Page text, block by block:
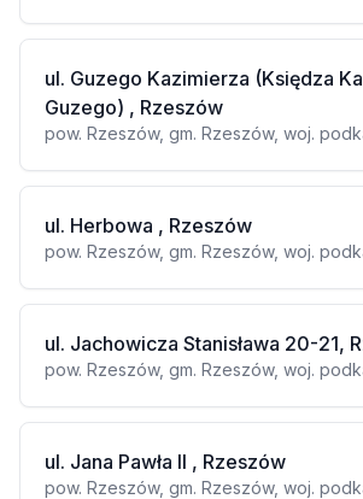
ul. Guzego Kazimierza (Księdza
Guzego) , Rzeszów
pow. Rzeszów, gm. Rzeszów, woj.
ul. Herbowa , Rzeszów
pow. Rzeszów, gm. Rzeszów, woj.
ul. Jachowicza Stanisława 20-21,
pow. Rzeszów, gm. Rzeszów, woj.
ul. Jana Pawła II , Rzeszów
pow. Rzeszów, gm. Rzeszów, woj.